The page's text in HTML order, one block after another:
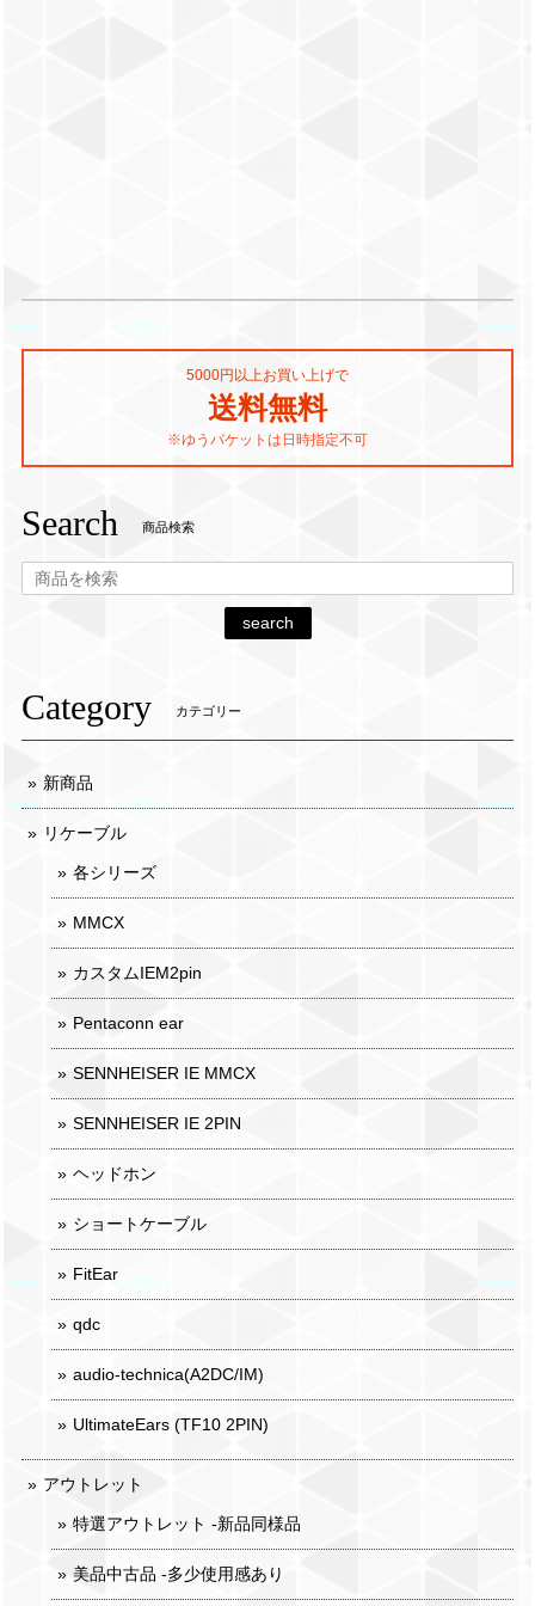
5000円以上お買い上げで
送料無料
※ゆうパケットは日時指定不可
Search 商品検索
search
Category カテゴリー
新商品
リケーブル
各シリーズ
MMCX
カスタムIEM2pin
Pentaconn ear
SENNHEISER IE MMCX
SENNHEISER IE 2PIN
ヘッドホン
ショートケーブル
FitEar
qdc
audio-technica(A2DC/IM)
UltimateEars (TF10 2PIN)
アウトレット
特選アウトレット -新品同様品
美品中古品 -多少使用感あり